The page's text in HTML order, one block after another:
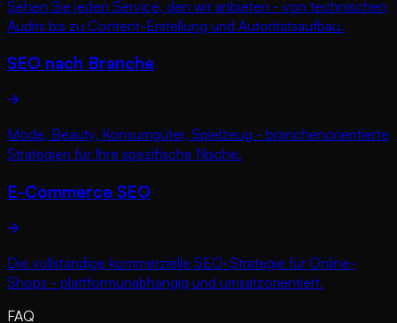
Sehen Sie jeden Service, den wir anbieten - von technischen
Audits bis zu Content-Erstellung und Autoritätsaufbau.
SEO nach Branche
Mode, Beauty, Konsumgüter, Spielzeug - branchenorientierte
Strategien für Ihre spezifische Nische.
E-Commerce SEO
Die vollständige kommerzielle SEO-Strategie für Online-
Shops - plattformunabhängig und umsatzorientiert.
FAQ